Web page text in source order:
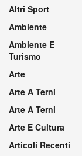
Altri Sport
Ambiente
Ambiente E
Turismo
Arte
Arte A Terni
Arte A Terni
Arte E Cultura
Articoli Recenti